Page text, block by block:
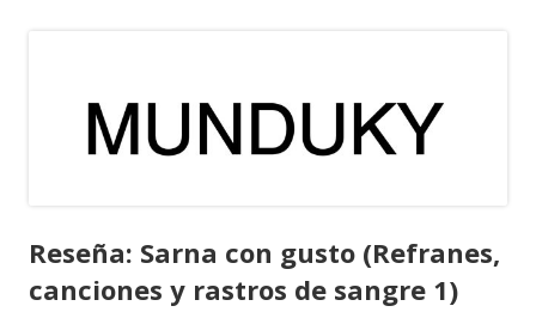
Reseña: Sarna con gusto (Refranes,
canciones y rastros de sangre 1)